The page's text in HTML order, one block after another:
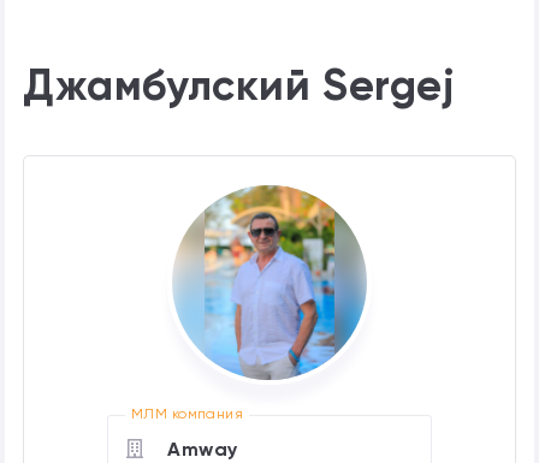
Джамбулский Sergej
МЛМ компания
Amway